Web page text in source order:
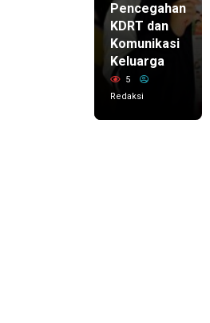
Pencegahan
KDRT dan
Komunikasi
Keluarga
5
Redaksi